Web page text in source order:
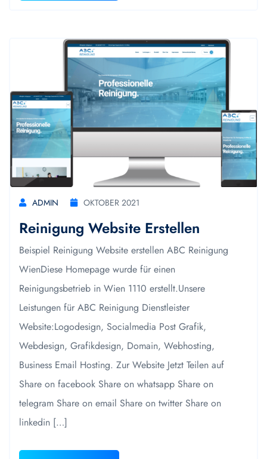
ADMIN OKTOBER 2021
Reinigung Website Erstellen
Beispiel Reinigung Website erstellen ABC Reinigung
WienDiese Homepage wurde für einen
Reinigungsbetrieb in Wien 1110 erstellt.Unsere
Leistungen für ABC Reinigung Dienstleister
Website:Logodesign, Socialmedia Post Grafik,
Webdesign, Grafikdesign, Domain, Webhosting,
Business Email Hosting. Zur Website Jetzt Teilen auf
Share on facebook Share on whatsapp Share on
telegram Share on email Share on twitter Share on
linkedin […]